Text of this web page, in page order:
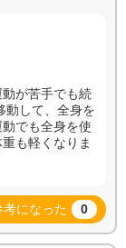
が苦手でも続
動して、全身を
でも全身を使
も軽くなりま
考になった 0